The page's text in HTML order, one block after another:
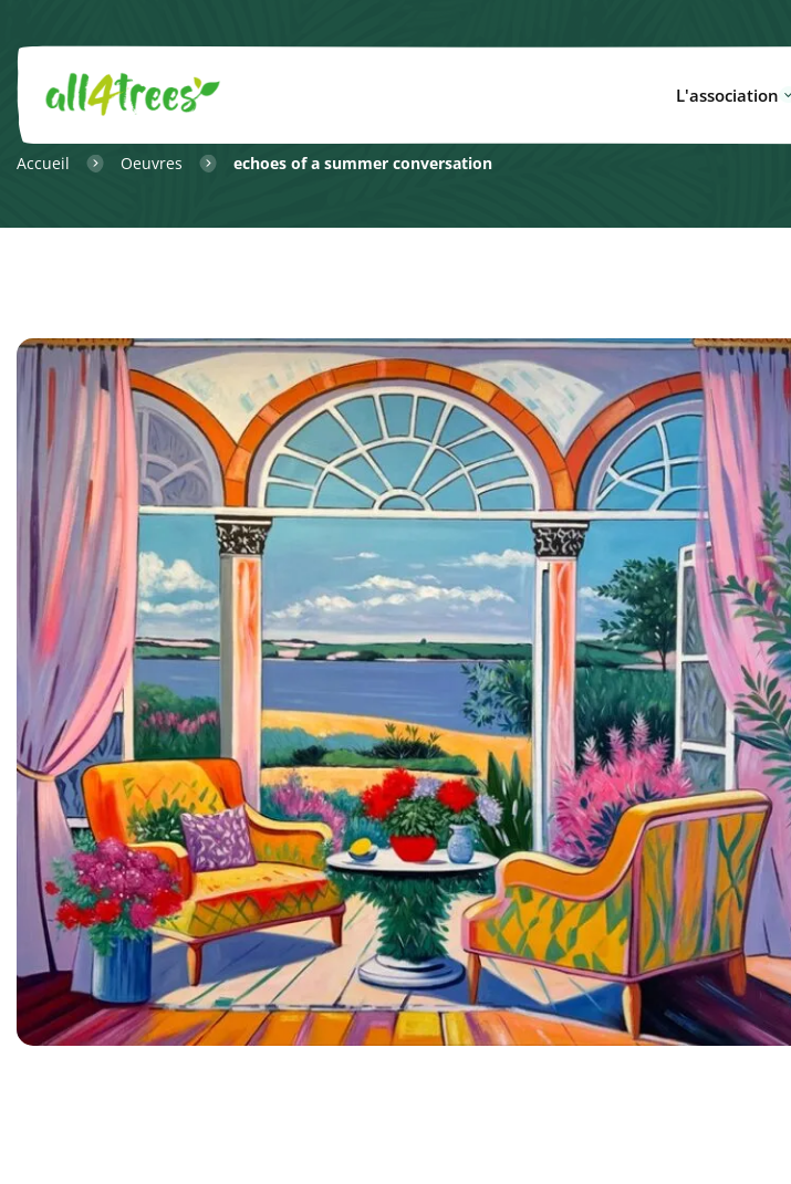
L'association
Accueil Oeuvres echoes of a summer conversation